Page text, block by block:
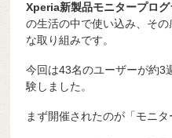
Xperia新製品モニタープログ
の生活の中で使い込み、そ
な取り組みです。
今回は43名のユーザーが約3
験しました。
まず開催されたのが「モニタ